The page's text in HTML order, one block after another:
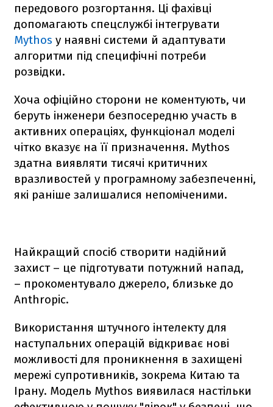
передового розгортання. Ці фахівці
допомагають спецслужбі інтегрувати
Mythos у наявні системи й адаптувати
алгоритми під специфічні потреби
розвідки.
Хоча офіційно сторони не коментують, чи
беруть інженери безпосередню участь в
активних операціях, функціонал моделі
чітко вказує на її призначення. Mythos
здатна виявляти тисячі критичних
вразливостей у програмному забезпеченні,
які раніше залишалися непоміченими.
Найкращий спосіб створити надійний
захист – це підготувати потужний напад,
– прокоментувало джерело, близьке до
Anthropic.
Використання штучного інтелекту для
наступальних операцій відкриває нові
можливості для проникнення в захищені
мережі супротивників, зокрема Китаю та
Ірану. Модель Mythos виявилася настільки